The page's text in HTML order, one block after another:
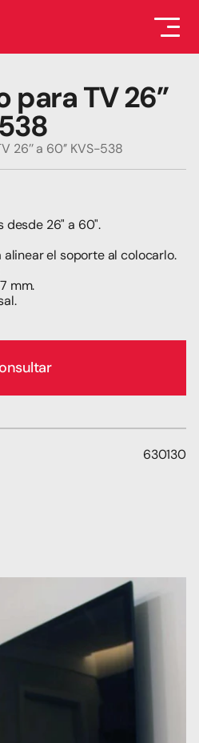
TV 26’’
26’’ a 60’’ KVS-538
desde 26" a 60".
el soporte al colocarlo.
mm.
630130